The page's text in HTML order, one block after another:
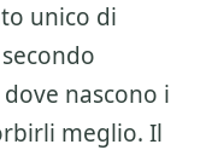
unico di
nascono i
meglio. Il